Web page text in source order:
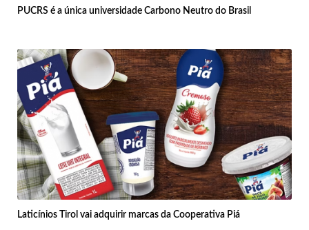
PUCRS é a única universidade Carbono Neutro do Brasil
Laticínios Tirol vai adquirir marcas da Cooperativa Piá